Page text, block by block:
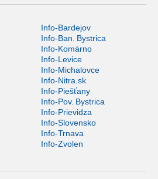
Info-Bardejov
Info-Ban. Bystrica
Info-Komárno
Info-Levice
Info-Michalovce
Info-Nitra.sk
Info-Piešťany
Info-Pov. Bystrica
Info-Prievidza
Info-Slovensko
Info-Trnava
Info-Zvolen